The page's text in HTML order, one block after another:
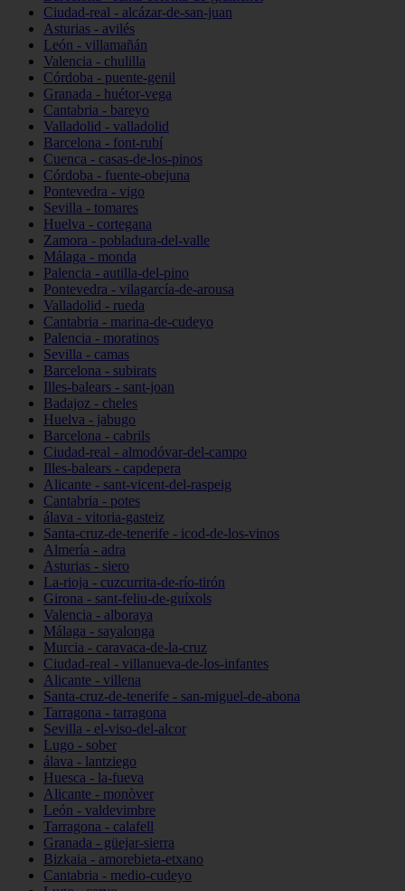
Ciudad-real - alcázar-de-san-juan
Asturias - avilés
León - villamañán
Valencia - chulilla
Córdoba - puente-genil
Granada - huétor-vega
Cantabria - bareyo
Valladolid - valladolid
Barcelona - font-rubí
Cuenca - casas-de-los-pinos
Córdoba - fuente-obejuna
Pontevedra - vigo
Sevilla - tomares
Huelva - cortegana
Zamora - pobladura-del-valle
Málaga - monda
Palencia - autilla-del-pino
Pontevedra - vilagarcía-de-arousa
Valladolid - rueda
Cantabria - marina-de-cudeyo
Palencia - moratinos
Sevilla - camas
Barcelona - subirats
Illes-balears - sant-joan
Badajoz - cheles
Huelva - jabugo
Barcelona - cabrils
Ciudad-real - almodóvar-del-campo
Illes-balears - capdepera
Alicante - sant-vicent-del-raspeig
Cantabria - potes
álava - vitoria-gasteiz
Santa-cruz-de-tenerife - icod-de-los-vinos
Almería - adra
Asturias - siero
La-rioja - cuzcurrita-de-río-tirón
Girona - sant-feliu-de-guíxols
Valencia - alboraya
Málaga - sayalonga
Murcia - caravaca-de-la-cruz
Ciudad-real - villanueva-de-los-infantes
Alicante - villena
Santa-cruz-de-tenerife - san-miguel-de-abona
Tarragona - tarragona
Sevilla - el-viso-del-alcor
Lugo - sober
álava - lantziego
Huesca - la-fueva
Alicante - monòver
León - valdevimbre
Tarragona - calafell
Granada - güejar-sierra
Bizkaia - amorebieta-etxano
Cantabria - medio-cudeyo